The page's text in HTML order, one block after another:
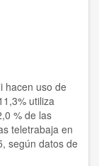
hacen uso de
utiliza
% de las
teletrabaja en
según datos de